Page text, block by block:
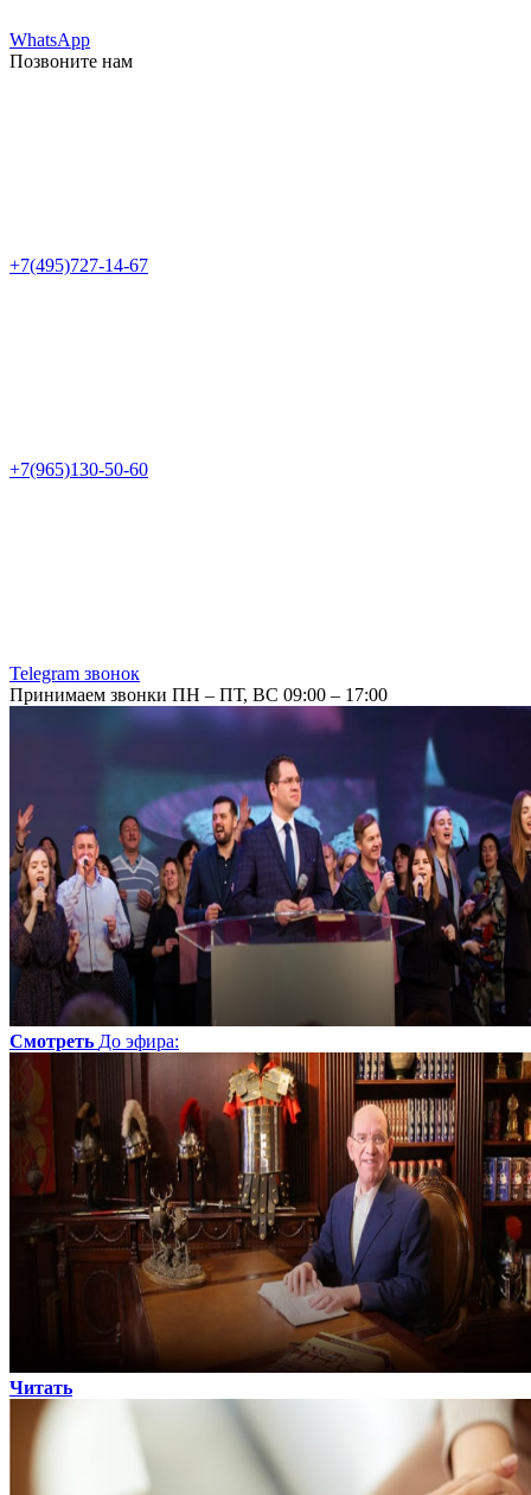
WhatsApp
Позвоните нам
+7(495)727-14-67
+7(965)130-50-60
Telegram звонок
Принимаем звонки ПН – ПТ, ВС 09:00 – 17:00
Смотреть До эфира:
Читать